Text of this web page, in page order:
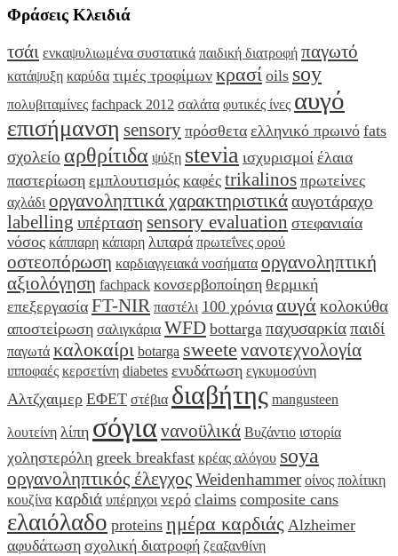
Φράσεις Κλειδιά
τσάι ενκαψυλιωμένα συστατικά παιδική διατροφή παγωτό
κατάψυξη καρύδα τιμές τροφίμων κρασί oils soy
πολυβιταμίνες fachpack 2012 σαλάτα φυτικές ίνες αυγό
επισήμανση sensory πρόσθετα ελληνικό πρωινό fats
σχολείο αρθρίτιδα ψύξη stevia ισχυρισμοί έλαια
παστερίωση εμπλουτισμός καφές trikalinos πρωτείνες
αχλάδι οργανοληπτικά χαρακτηριστικάαυγοτάραχο
labelling υπέρταση sensory evaluation στεφανιαία
νόσος κάππαρη κάπαρη λιπαρά πρωτεΐνες ορού
οστεοπόρωση καρδιαγγειακά νοσήματα οργανοληπτική
αξιολόγηση fachpack κονσερβοποίηση θερμική
επεξεργασία FT-NIR παστέλι 100 χρόνια αυγά κολοκύθα
αποστείρωση σαλιγκάρια WFD bottarga παχυσαρκίαπαιδί
παγωτά καλοκαίρι botarga sweete νανοτεχνολογία
ιπποφαές κερσετίνη diabetes ενυδάτωση εγκυμοσύνη
Αλτζχαιμερ ΕΦΕΤ στέβια διαβήτης mangusteen
λουτείνη λίπη σόγια νανοϋλικά Βυζάντιο ιστορία
χοληστερόλη greek breakfast κρέας αλόγου soya
οργανοληπτικός έλεγχοςWeidenhammer οίνος πολίτικη
κουζίνα καρδιά υπέρηχοι νερό claims composite cans
ελαιόλαδο proteins ημέρα καρδιάς Alzheimer
αφυδάτωση σχολική διατροφή ζεαξανθίνη